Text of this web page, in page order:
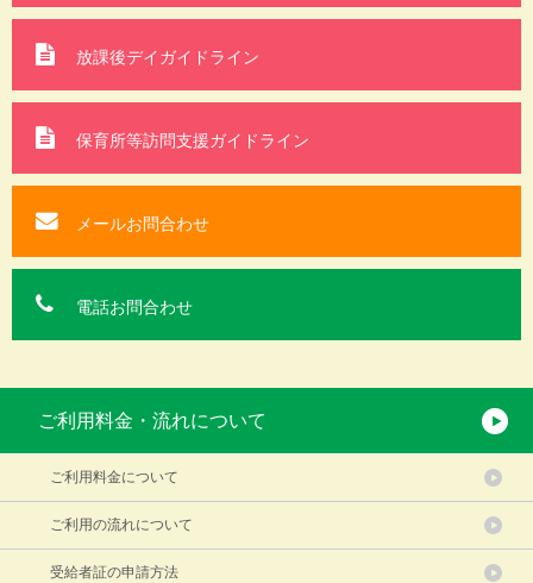
ご利用料金・流れについて
ご利用料金について
ご利用の流れについて
受給者証の申請方法
放課後デイガイドライン
保育所等訪問支援ガイドライン
メールお問合わせ
電話お問合わせ